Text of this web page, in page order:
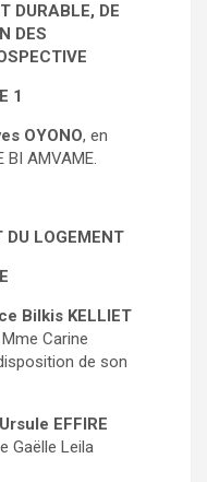
DURABLE, DE
DES
1
OYONO, en
BI AMVAME.
DU LOGEMENT
Bilkis KELLIET
Carine
de son
EFFIRE
Gaëlle Leila